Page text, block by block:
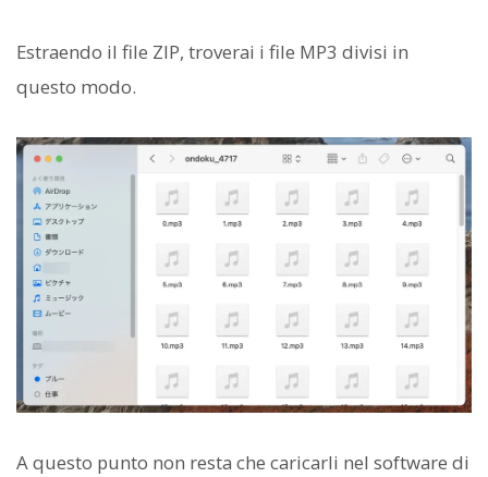
Estraendo il file ZIP, troverai i file MP3 divisi in
questo modo.
A questo punto non resta che caricarli nel software di